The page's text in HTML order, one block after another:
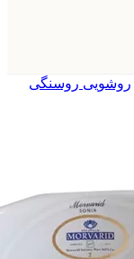
روشویی روسنگی